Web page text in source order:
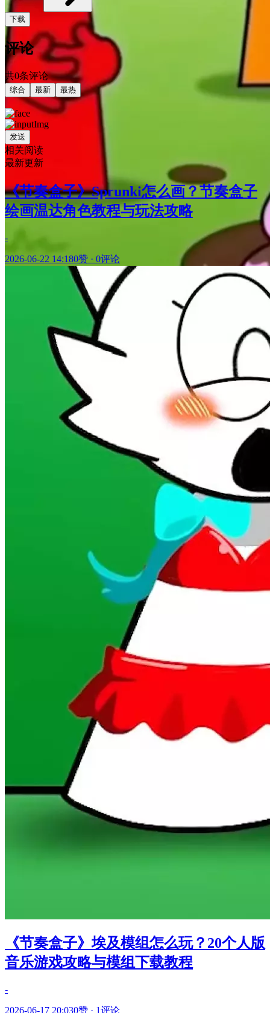
下载
评论
共0条评论
综合 最新 最热
发送
相关阅读
最新更新
《节奏盒子》Sprunki怎么画？节奏盒子
绘画温达角色教程与玩法攻略
-
2026-06-22 14:180赞 · 0评论
《节奏盒子》埃及模组怎么玩？20个人版
音乐游戏攻略与模组下载教程
-
2026-06-17 20:030赞 · 1评论